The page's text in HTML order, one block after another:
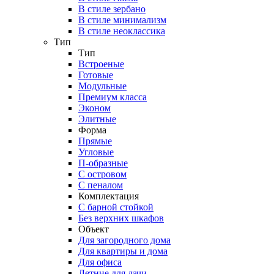
В стиле зербано
В стиле минимализм
В стиле неоклассика
Тип
Тип
Встроеные
Готовые
Модульные
Премиум класса
Эконом
Элитные
Форма
Прямые
Угловые
П-образные
С островом
С пеналом
Комплектация
C барной стойкой
Без верхних шкафов
Объект
Для загородного дома
Для квартиры и дома
Для офиса